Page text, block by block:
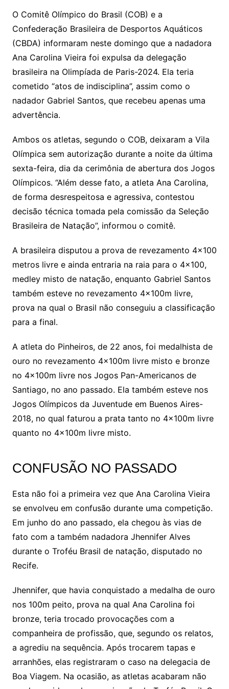
y
Li
n
k
s
A
p
p
gr
a
m
e
dI
n
e
Cl
sr
o
m
s
s
a
g
e
lo
o
k.
c
o
m
y
p
e
h
o
o
M
ai
l
e
a
d
s
ai
l
ar
e
O Comitê Olímpico do Brasil (COB) e a
Confederação Brasileira de Desportos Aquáticos
(CBDA) informaram neste domingo que a nadadora
Ana Carolina Vieira foi expulsa da delegação
brasileira na Olimpíada de Paris-2024. Ela teria
cometido “atos de indisciplina”, assim como o
nadador Gabriel Santos, que recebeu apenas uma
advertência.
Ambos os atletas, segundo o COB, deixaram a Vila
Olímpica sem autorização durante a noite da última
sexta-feira, dia da cerimônia de abertura dos Jogos
Olímpicos. “Além desse fato, a atleta Ana Carolina,
de forma desrespeitosa e agressiva, contestou
decisão técnica tomada pela comissão da Seleção
Brasileira de Natação”, informou o comitê.
A brasileira disputou a prova de revezamento 4×100
metros livre e ainda entraria na raia para o 4×100,
medley misto de natação, enquanto Gabriel Santos
também esteve no revezamento 4x100m livre,
prova na qual o Brasil não conseguiu a classificação
para a final.
A atleta do Pinheiros, de 22 anos, foi medalhista de
ouro no revezamento 4x100m livre misto e bronze
no 4x100m livre nos Jogos Pan-Americanos de
Santiago, no ano passado. Ela também esteve nos
Jogos Olímpicos da Juventude em Buenos Aires-
2018, no qual faturou a prata tanto no 4x100m livre
quanto no 4x100m livre misto.
CONFUSÃO NO PASSADO
Esta não foi a primeira vez que Ana Carolina Vieira
se envolveu em confusão durante uma competição.
Em junho do ano passado, ela chegou às vias de
fato com a também nadadora Jhennifer Alves
durante o Troféu Brasil de natação, disputado no
Recife.
Jhennifer, que havia conquistado a medalha de ouro
nos 100m peito, prova na qual Ana Carolina foi
bronze, teria trocado provocações com a
companheira de profissão, que, segundo os relatos,
a agrediu na sequência. Após trocarem tapas e
arranhões, elas registraram o caso na delegacia de
Boa Viagem. Na ocasião, as atletas acabaram não